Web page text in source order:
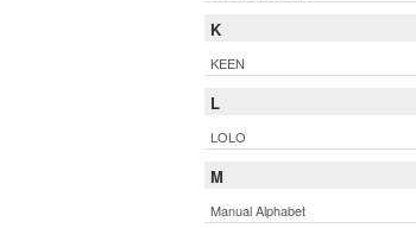
K
KEEN
L
LOLO
M
Manual Alphabet